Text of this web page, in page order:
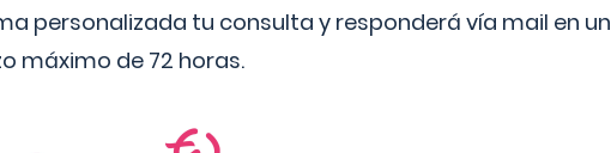
personalizada tu consulta y responderá vía mail en un
máximo de 72 horas.